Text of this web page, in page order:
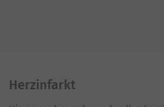
Herzinfarkt